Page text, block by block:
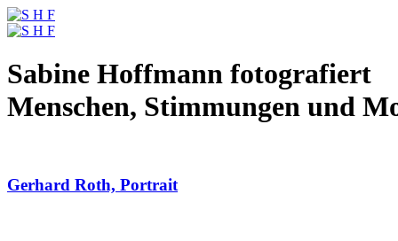
Sabine Hoffmann fotografiert
Menschen, Stimmungen und
Gerhard Roth, Portrait